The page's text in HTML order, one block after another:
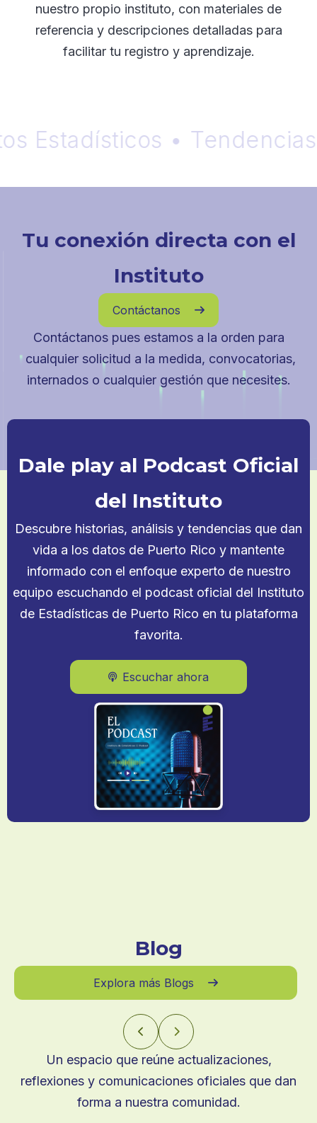
nuestro propio instituto, con materiales de
referencia y descripciones detalladas para
facilitar tu registro y aprendizaje.
• Tendencias •
Tu conexión directa con el
Instituto
Contáctanos 
Contáctanos pues estamos a la orden para
cualquier solicitud a la medida, convocatorias,
internados o cualquier gestión que necesites.
Dale play al Podcast Oficial
del Instituto
Descubre historias, análisis y tendencias que dan
vida a los datos de Puerto Rico y mantente
informado con el enfoque experto de nuestro
equipo escuchando el podcast oficial del Instituto
de Estadísticas de Puerto Rico en tu plataforma
favorita.
 Escuchar ahora
Blog
Explora más Blogs 
 
Un espacio que reúne actualizaciones,
reflexiones y comunicaciones oficiales que dan
forma a nuestra comunidad.